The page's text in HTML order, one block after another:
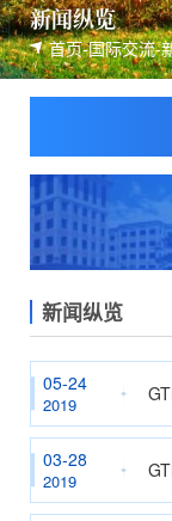
新闻纵览
首页-国际交流-
新闻纵览
05-24
2019
03-28
2019